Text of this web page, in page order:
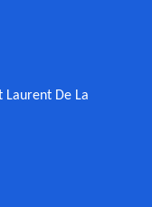
Laurent De La